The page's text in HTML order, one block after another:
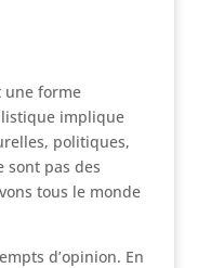
une forme
implique
politiques,
sont pas des
tous le monde
d’opinion. En